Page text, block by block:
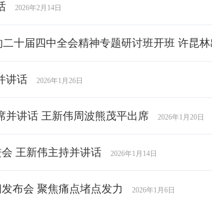
2026年2月14日
十届四中全会精神专题研讨班开班 许昆
讲话 2026年1月26日
并讲话 王新伟周波熊茂平出席 2026年1月20日
王新伟主持并讲话 2026年1月14日
布会 聚焦痛点堵点发力 2026年1月6日